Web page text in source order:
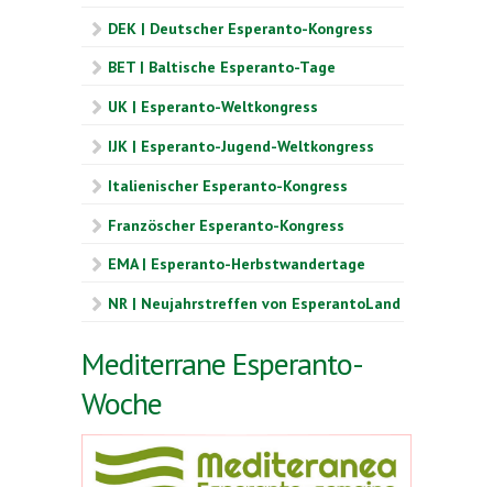
DEK | Deutscher Esperanto-Kongress
BET | Baltische Esperanto-Tage
UK | Esperanto-Weltkongress
IJK | Esperanto-Jugend-Weltkongress
Italienischer Esperanto-Kongress
Französcher Esperanto-Kongress
EMA | Esperanto-Herbstwandertage
NR | Neujahrstreffen von EsperantoLand
Mediterrane Esperanto-
Woche